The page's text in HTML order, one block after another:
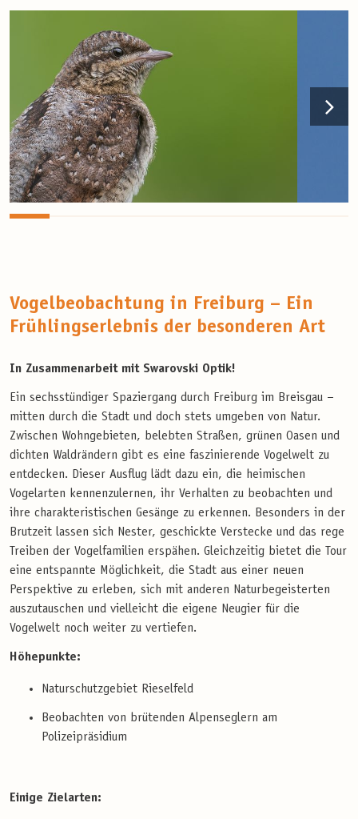
Vogelbeobachtung in Freiburg – Ein
Frühlingserlebnis der besonderen Art
In Zusammenarbeit mit Swarovski Optik!
Ein sechsstündiger Spaziergang durch Freiburg im Breisgau –
mitten durch die Stadt und doch stets umgeben von Natur.
Zwischen Wohngebieten, belebten Straßen, grünen Oasen und
dichten Waldrändern gibt es eine faszinierende Vogelwelt zu
entdecken. Dieser Ausflug lädt dazu ein, die heimischen
Vogelarten kennenzulernen, ihr Verhalten zu beobachten und
ihre charakteristischen Gesänge zu erkennen. Besonders in der
Brutzeit lassen sich Nester, geschickte Verstecke und das rege
Treiben der Vogelfamilien erspähen. Gleichzeitig bietet die Tour
eine entspannte Möglichkeit, die Stadt aus einer neuen
Perspektive zu erleben, sich mit anderen Naturbegeisterten
auszutauschen und vielleicht die eigene Neugier für die
Vogelwelt noch weiter zu vertiefen.
Höhepunkte:
Naturschutzgebiet Rieselfeld
Beobachten von brütenden Alpenseglern am
Polizeipräsidium
Einige Zielarten: